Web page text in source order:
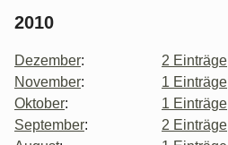
2010
Dezember:
2 Einträge
November:
1 Einträge
Oktober:
1 Einträge
September:
2 Einträge